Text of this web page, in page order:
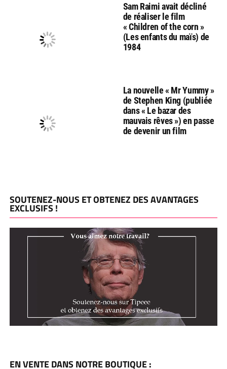
Sam Raimi avait décliné
de réaliser le film
« Children of the corn »
(Les enfants du maïs) de
1984
La nouvelle « Mr Yummy »
de Stephen King (publiée
dans « Le bazar des
mauvais rêves ») en passe
de devenir un film
SOUTENEZ-NOUS ET OBTENEZ DES AVANTAGES
EXCLUSIFS !
EN VENTE DANS NOTRE BOUTIQUE :